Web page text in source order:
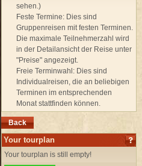
sehen.)
Feste Termine: Dies sind
Gruppenreisen mit festen Terminen.
Die maximale Teilnehmerzahl wird
in der Detailansicht der Reise unter
"Preise" angezeigt.
Freie Terminwahl: Dies sind
Individualreisen, die an beliebigen
Terminen im entsprechenden
Monat stattfinden können.
Back
Your tourplan
Your tourplan is still empty!